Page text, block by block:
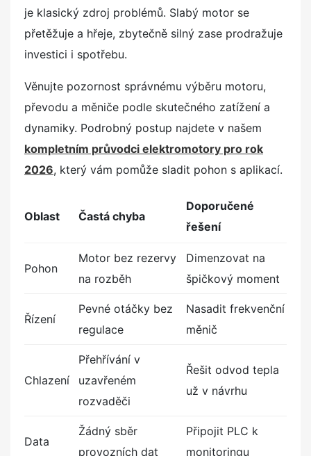
je klasický zdroj problémů. Slabý motor se
přetěžuje a hřeje, zbytečně silný zase prodražuje
investici i spotřebu.
Věnujte pozornost správnému výběru motoru,
převodu a měniče podle skutečného zatížení a
dynamiky. Podrobný postup najdete v našem
kompletním průvodci elektromotory pro rok
2026, který vám pomůže sladit pohon s aplikací.
Oblast Častá chyba
Doporučené
řešení
Pohon
Motor bez rezervy
na rozběh
Dimenzovat na
špičkový moment
Řízení
Pevné otáčky bez
regulace
Nasadit frekvenční
měnič
Chlazení
Přehřívání v
uzavřeném
rozvaděči
Řešit odvod tepla
už v návrhu
Data
Žádný sběr
provozních dat
Připojit PLC k
monitoringu